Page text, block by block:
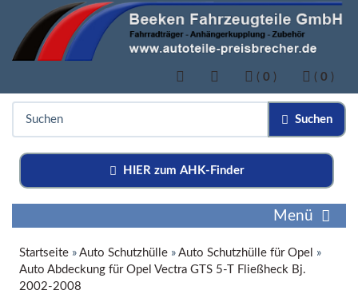
( 0 ) ( 0 )
Suchen
HIER zum AHK-Finder
Menü
Startseite » Auto Schutzhülle » Auto Schutzhülle für Opel »
Auto Abdeckung für Opel Vectra GTS 5-T Fließheck Bj.
2002-2008